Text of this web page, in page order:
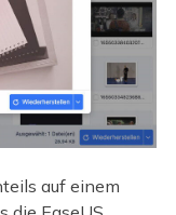
auf einem